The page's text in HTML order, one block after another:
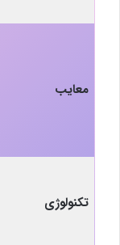
معایب
تکنولوژی